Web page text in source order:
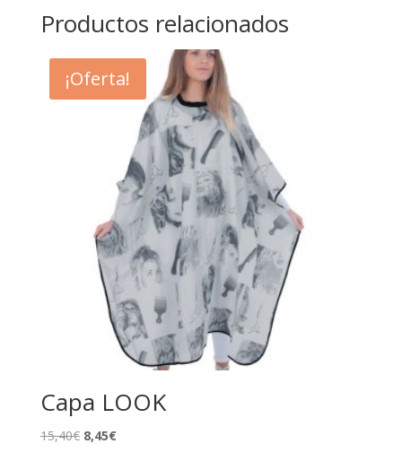
Productos relacionados
¡Oferta!
Capa LOOK
15,40€ El
8,45€El